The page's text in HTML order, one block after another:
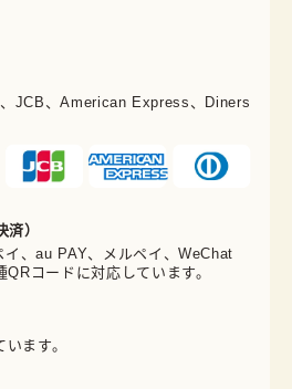
JCB、American Express、Diners
）
、au PAY、メルペイ、WeChat
コードに対応しています。
ます。